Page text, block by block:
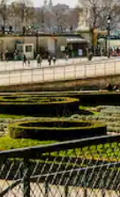
عن طريق اللمس أو